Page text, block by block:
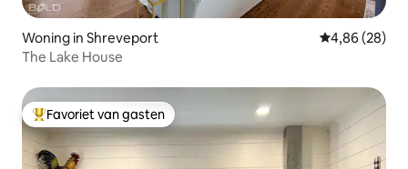
Woning in Shreveport Gemiddelde
4,86 (28)
The Lake House
Topfavoriet van gasten
Favoriet van gasten